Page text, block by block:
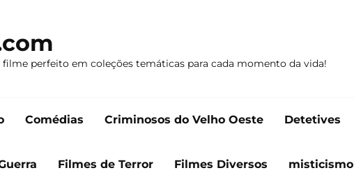
perfeito em coleções temáticas para cada momento da vida!
Comédias Criminosos do Velho Oeste Detetives
Filmes de Terror Filmes Diversos misticismo